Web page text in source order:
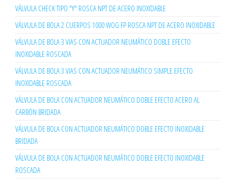
VÁLVULA CHECK TIPO "Y" ROSCA NPT DE ACERO INOXIDABLE
VÁLVULA DE BOLA 2 CUERPOS 1000 WOG FP ROSCA NPT DE ACERO INOXIDABLE
VÁLVULA DE BOLA 3 VIAS CON ACTUADOR NEUMÁTICO DOBLE EFECTO
INOXIDABLE ROSCADA
VÁLVULA DE BOLA 3 VIAS CON ACTUADOR NEUMÁTICO SIMPLE EFECTO
INOXIDABLE ROSCADA
VÁLVULA DE BOLA CON ACTUADOR NEUMÁTICO DOBLE EFECTO ACERO AL
CARBÓN BRIDADA
VÁLVULA DE BOLA CON ACTUADOR NEUMÁTICO DOBLE EFECTO INOXIDABLE
BRIDADA
VÁLVULA DE BOLA CON ACTUADOR NEUMÁTICO DOBLE EFECTO INOXIDABLE
ROSCADA